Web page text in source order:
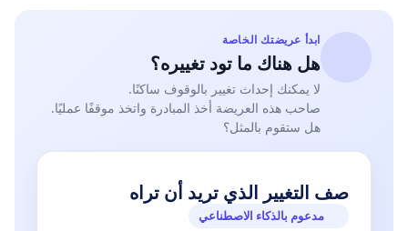
ابدأ عريضتك الخاصة
هل هناك ما تود تغييره؟
لا يمكنك إحداث تغيير بالوقوف ساكنًا.
صاحب هذه العريضة أخذ المبادرة واتخذ موقفًا عمليًا.
هل ستقوم بالمثل؟
صف التغيير الذي تريد أن تراه
مدعوم بالذكاء الاصطناعي